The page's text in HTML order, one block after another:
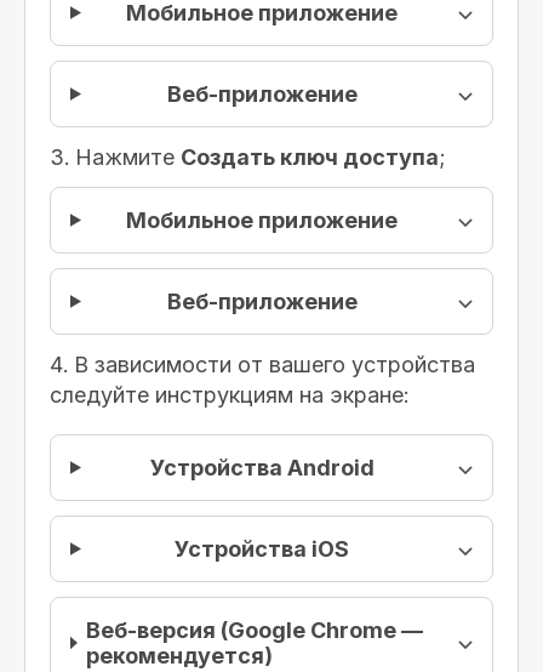
Мобильное приложение
Веб-приложение
Нажмите Создать ключ доступа;
Мобильное приложение
Веб-приложение
В зависимости от вашего устройства
следуйте инструкциям на экране:
Устройства Android
Устройства iOS
Веб-версия (Google Chrome —
рекомендуется)